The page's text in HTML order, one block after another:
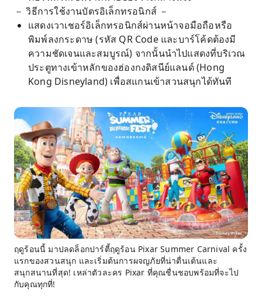
－ วิธีการใช้งานบัตรอิเล็กทรอนิกส์ －
แสดงเวาเชอร์อิเล็กทรอนิกส์ผ่านหน้าจอมือถือหรือ
พิมพ์ลงกระดาษ (รหัส QR Code และบาร์โค้ดต้องมี
ความชัดเจนและสมบูรณ์) จากนั้นนำไปแสดงที่บริเวณ
ประตูทางเข้าหลักของฮ่องกงดิสนีย์แลนด์ (Hong
Kong Disneyland) เพื่อสแกนเข้าสวนสนุกได้ทันที
ฤดูร้อนนี้ มาปลดล็อกปาร์ตี้ฤดูร้อน Pixar Summer Carnival ครั้ง
แรกของสวนสนุก และเริ่มต้นการผจญภัยที่น่าตื่นเต้นและ
สนุกสนานที่สุด! เหล่าตัวละคร Pixar ที่คุณชื่นชอบพร้อมที่จะไป
กับคุณทุกที่!